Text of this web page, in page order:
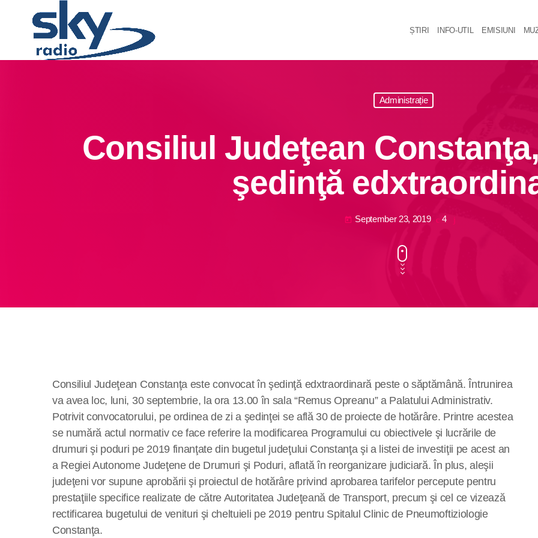
ȘTIRI INFO-UTIL EMISIUNI
Administrație
Consiliul Judeţean
şedinţă
today September 23, 2019 4
Consiliul Judeţean Constanţa este convocat în şedinţă edxtraordinară peste o săptămână. Întrunirea
va avea loc, luni, 30 septembrie, la ora 13.00 în sala“Remus Opreanu” a Palatului Administrativ.
Potrivit convocatorului, pe ordinea de zi a şedinţei se află 30 de proiecte de hotărâre. Printre acestea
se numără actul normativ ce face referire la modificarea Programului cu obiectivele şi lucrările de
drumuri şi poduri pe 2019 finanţate din bugetul judeţului Constanţa şi a listei de investiţii pe acest an
a Regiei Autonome Judeţene de Drumuri şi Poduri, aflată în reorganizare judiciară. În plus, aleşii
judeţeni vor supune aprobării şi proiectul de hotărâre privind aprobarea tarifelor percepute pentru
prestaţiile specifice realizate de către Autoritatea Judeţeană de Transport, precum şi cel ce vizează
rectificarea bugetului de venituri şi cheltuieli pe 2019 pentru Spitalul Clinic de Pneumoftiziologie
Constanţa.